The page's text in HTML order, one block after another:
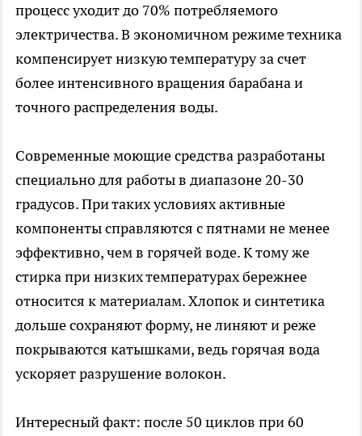
процесс уходит до 70% потребляемого
электричества. В экономичном режиме техника
компенсирует низкую температуру за счет
более интенсивного вращения барабана и
точного распределения воды.
Современные моющие средства разработаны
специально для работы в диапазоне 20-30
градусов. При таких условиях активные
компоненты справляются с пятнами не менее
эффективно, чем в горячей воде. К тому же
стирка при низких температурах бережнее
относится к материалам. Хлопок и синтетика
дольше сохраняют форму, не линяют и реже
покрываются катышками, ведь горячая вода
ускоряет разрушение волокон.
Интересный факт: после 50 циклов при 60